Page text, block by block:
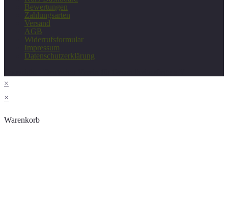
Bewertungen
Zahlungsarten
Versand
AGB
Widerrufsformular
Impressum
Datenschutzerklärung
×
×
Warenkorb